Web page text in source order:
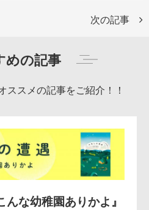
次の記事
めの記事
ススメの記事をご紹介！！
な幼稚園ありかよ』